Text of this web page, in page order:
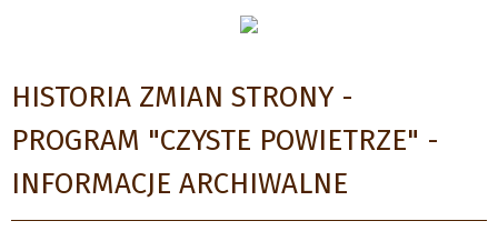
HISTORIA ZMIAN STRONY -
PROGRAM "CZYSTE POWIETRZE" -
INFORMACJE ARCHIWALNE